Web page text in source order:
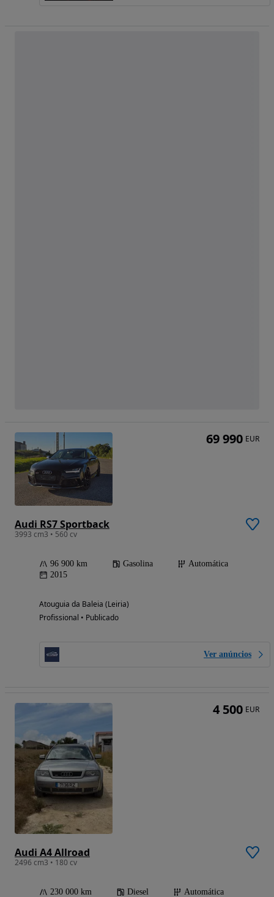
Audi RS7 Sportback
3993 cm3 • 560 cv
96 900 km Gasolina
Automática
2015
Atouguia da Baleia (Leiria)
Profissional • Publicado
Ver anúncios
69 990 EUR
Audi A4 Allroad
2496 cm3 • 180 cv
230 000 km Diesel
Automática
4 500 EUR